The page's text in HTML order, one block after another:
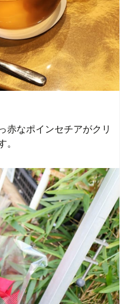
赤なポインセチアがクリ
。